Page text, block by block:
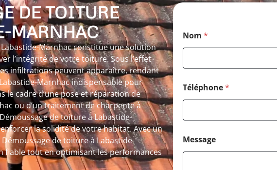
DE TOITURE
MARNHAC
Marnhac constitue une solution
l’intégrité de votre toiture. Sous l’effet
infiltrations peuvent apparaître, rendant
Marnhac indispensable pour
le cadre d’une pose et réparation de
ou d’un traitement de charpente à
de toiture à Labastide-
la solidité de votre habitat. Avec un
de toiture à Labastide-
fiable tout en optimisant les performances
Nom *
Téléphone*
Message